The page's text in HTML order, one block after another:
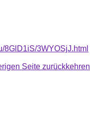
8GlD1iS/3WYOSjJ.html
Seite zurückkehren